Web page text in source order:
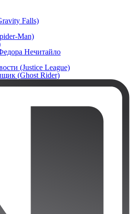
Falls)
Man)
Нечитайло
(Justice League)
(Ghost Rider)